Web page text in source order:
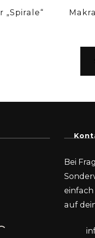
„Spirale“
Bei
einfach
auf